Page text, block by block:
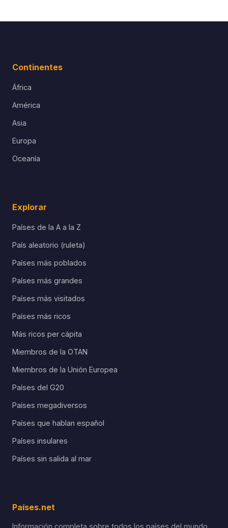
Continentes
África
América
Asia
Europa
Oceanía
Explorar
Países de la A a la Z
País aleatorio (ruleta)
Países más poblados
Países más grandes
Países más visitados
Países más ricos
Más ricos per cápita
Miembros de la OTAN
Miembros de la Unión Europea
Países del G20
Países megadiversos
Países que hablan español
Países insulares
Países sin salida al mar
Países.net
Información completa sobre todos los países del mundo.